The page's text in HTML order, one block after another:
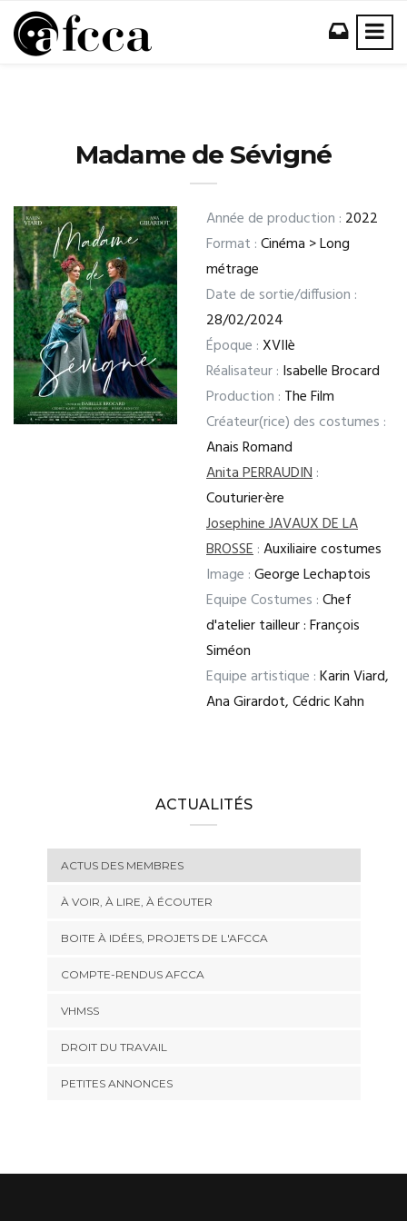
Madame de Sévigné
Année de production : 2022
Format :Cinéma > Long
métrage
Date de sortie/diffusion :
28/02/2024
Époque :XVIIè
Réalisateur : Isabelle Brocard
Production : The Film
Créateur(rice) des costumes :
Anais Romand
Anita PERRAUDIN:
Couturier·ère
Josephine JAVAUX DE LA
BROSSE:Auxiliaire costumes
Image :George Lechaptois
Equipe Costumes :Chef
d'atelier tailleur : François
Siméon
Equipe artistique :Karin Viard,
Ana Girardot, Cédric Kahn
ACTUALITÉS
ACTUS DES MEMBRES
À VOIR, À LIRE, À ÉCOUTER
BOITE À IDÉES, PROJETS DE L'AFCCA
COMPTE-RENDUS AFCCA
VHMSS
DROIT DU TRAVAIL
PETITES ANNONCES